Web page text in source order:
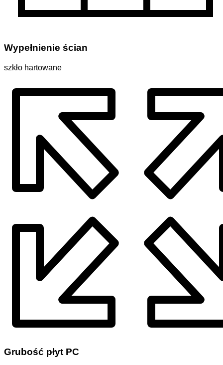
Wypełnienie ścian
szkło hartowane
Grubość płyt PC